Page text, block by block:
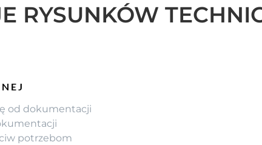
RYSUNKÓW
od dokumentacji
potrzebom